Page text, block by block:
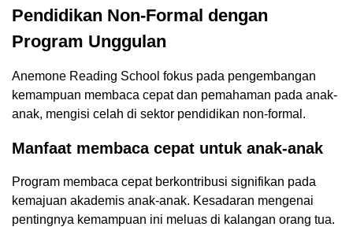
Pendidikan Non-Formal dengan
Program Unggulan
Anemone Reading School fokus pada pengembangan
kemampuan membaca cepat dan pemahaman pada anak-
anak, mengisi celah di sektor pendidikan non-formal.
Manfaat membaca cepat untuk anak-anak
Program membaca cepat berkontribusi signifikan pada
kemajuan akademis anak-anak. Kesadaran mengenai
pentingnya kemampuan ini meluas di kalangan orang tua.